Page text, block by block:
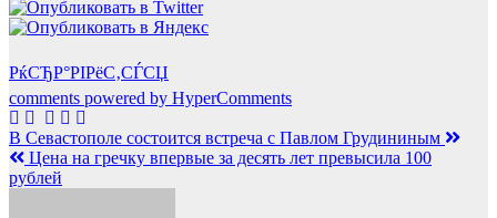
РќСЂР°РІРёС‚СЃСЏ
comments powered by HyperComments
Навигация
по
В Севастополе состоится встреча с Павлом Грудининым
Цена на гречку впервые за десять лет превысила 100
рублей